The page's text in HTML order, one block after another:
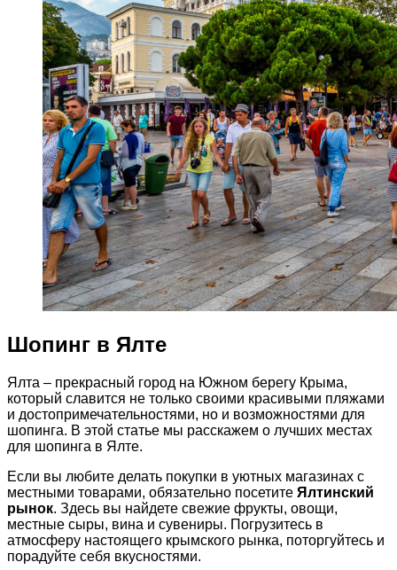
Шопинг в Ялте
Ялта – прекрасный город на Южном берегу Крыма,
который славится не только своими красивыми пляжами
и достопримечательностями, но и возможностями для
шопинга. В этой статье мы расскажем о лучших местах
для шопинга в Ялте.
Если вы любите делать покупки в уютных магазинах с
местными товарами, обязательно посетите Ялтинский
рынок. Здесь вы найдете свежие фрукты, овощи,
местные сыры, вина и сувениры. Погрузитесь в
атмосферу настоящего крымского рынка, поторгуйтесь и
порадуйте себя вкусностями.